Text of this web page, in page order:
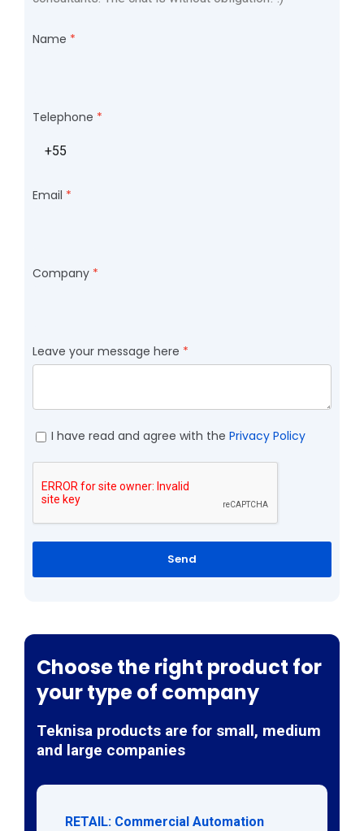
Name
Telephone
Email
Company
Leave your message here
I have read and agree with the Privacy Policy
Send
Choose the right product for
your type of company
Teknisa products are for small, medium
and large companies
RETAIL: Commercial Automation